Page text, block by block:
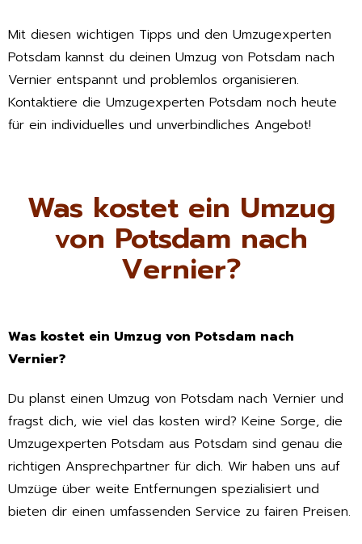
Mit diesen wichtigen Tipps und den Umzugexperten
Potsdam kannst du deinen Umzug von Potsdam nach
Vernier entspannt und problemlos organisieren.
Kontaktiere die Umzugexperten Potsdam noch heute
für ein individuelles und unverbindliches Angebot!
Was kostet ein Umzug
von Potsdam nach
Vernier?
Was kostet ein Umzug von Potsdam nach
Vernier?
Du planst einen Umzug von Potsdam nach Vernier und
fragst dich, wie viel das kosten wird? Keine Sorge, die
Umzugexperten Potsdam aus Potsdam sind genau die
richtigen Ansprechpartner für dich. Wir haben uns auf
Umzüge über weite Entfernungen spezialisiert und
bieten dir einen umfassenden Service zu fairen Preisen.